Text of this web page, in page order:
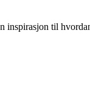
inspirasjon til